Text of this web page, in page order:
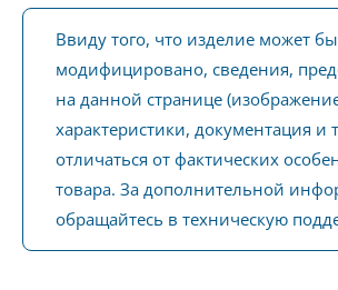
Ввиду того, что изделие может
модифицировано, сведения,
на данной странице
характеристики, документация и
отличаться от фактических
товара. За дополнительной
обращайтесь в техническую